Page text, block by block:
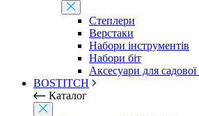
Степлери
Верстаки
Набори інструментів
Набори біт
Аксесуари для садової
BOSTITCH
Каталог